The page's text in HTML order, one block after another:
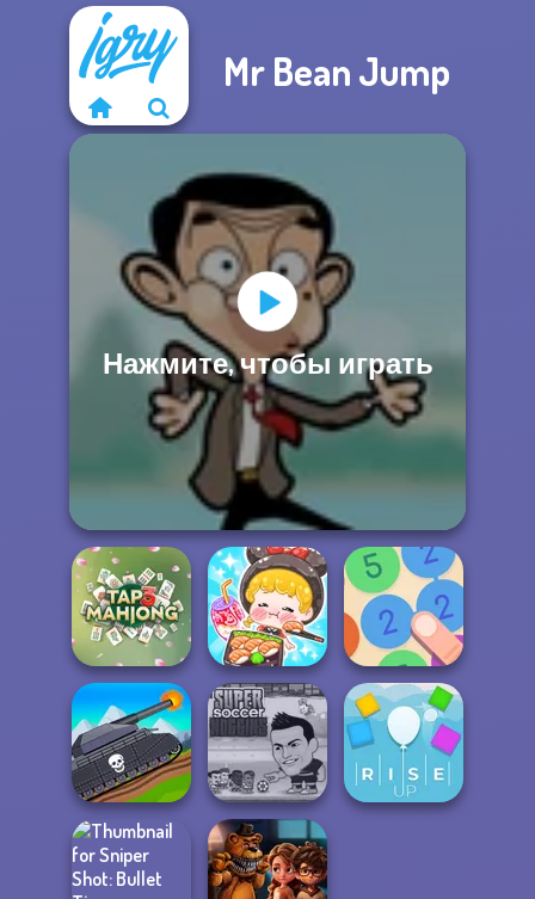
Mr Bean Jump
Нажмите, чтобы играть
Tap 3 Mahjong
ASMR Girl:
Livestream
Mukbang
Merge 13
Tanks 2D: Tank
Super Soccer